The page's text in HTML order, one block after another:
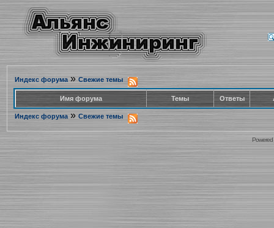
Индекс форума» Свежие темы
Имя форума Темы Ответы
Индекс форума » Свежие темы